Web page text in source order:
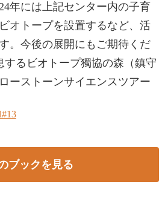
年には上記センター内の子育
オトープを設置するなど、活
。今後の展開にもご期待くだ
するビオトープ獨協の森（鎮守
ーストーンサイエンスツアー
ブックを見る